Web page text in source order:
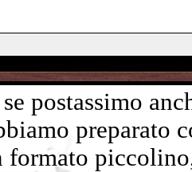
postassimo
preparato
formato